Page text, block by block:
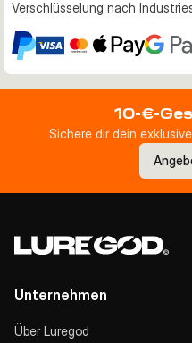
Verschlüsselung nach
10-€-
Sichere dir dein
Unternehmen
Über Luregod